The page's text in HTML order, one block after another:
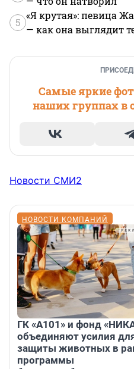
5
«Я крутая»: певица
— как она выглядит
Самые яркие
наших группах в
Новости СМИ2
НОВОСТИ КОМПАНИЙ
ГК «А101» и фонд
объединяют усилия
защиты животных в
программы